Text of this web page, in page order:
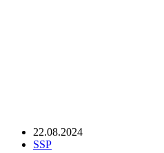
22.08.2024
SSP